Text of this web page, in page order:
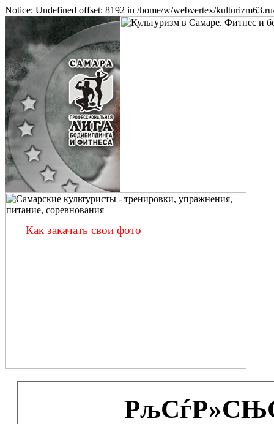
Notice: Undefined offset: 8192 in /home/w/webvertex/
Как закачать свои фото